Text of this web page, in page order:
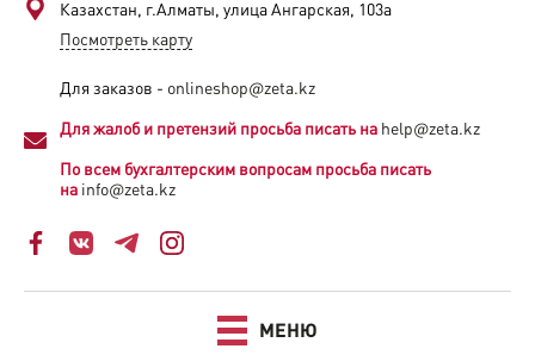
Казахстан, г.Алматы, улица Ангарская, 103а​
Посмотреть карту
Для заказов - onlineshop@zeta.kz
Для жалоб и претензий просьба писать на help@zeta.kz
По всем бухгалтерским вопросам просьба писать
на info@zeta.kz
МЕНЮ